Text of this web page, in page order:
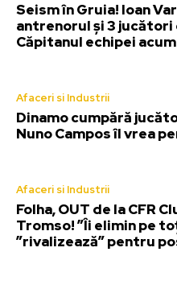
Seism în Gruia! Ioan
antrenorul și 3 jucători
Căpitanul echipei acum
Afaceri si Industrii
Dinamo cumpără
Nuno Campos îl vrea
Afaceri si Industrii
Folha, OUT de la CFR
Tromso! ”Îi elimin pe
”rivalizează” pentru